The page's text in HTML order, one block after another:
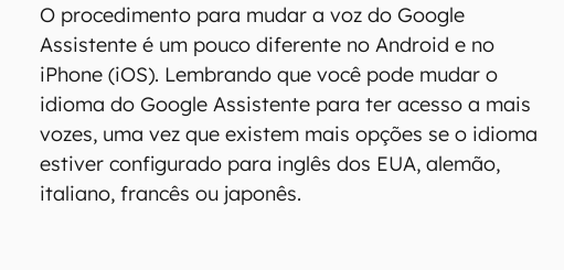
O procedimento para mudar a voz do Google
Assistente é um pouco diferente no Android e no
iPhone (iOS). Lembrando que você pode mudar o
idioma do Google Assistente para ter acesso a mais
vozes, uma vez que existem mais opções se o idioma
estiver configurado para inglês dos EUA, alemão,
italiano, francês ou japonês.